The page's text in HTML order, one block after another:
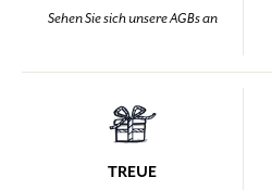
Sehen Sie sich unsere AGBs an
TREUE